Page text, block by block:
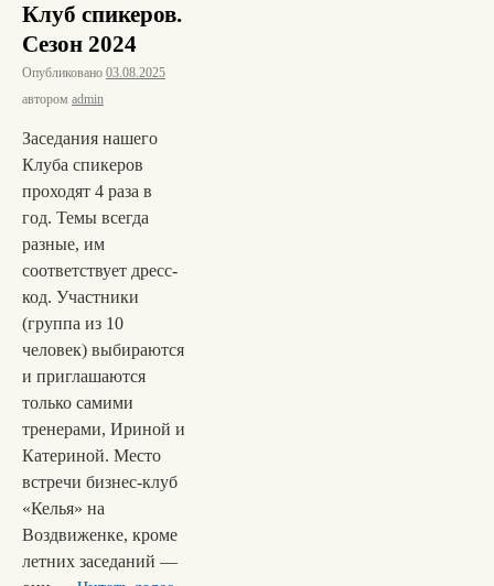
Клуб спикеров.
Сезон 2024
Опубликовано 03.08.2025
автором admin
Заседания нашего
Клуба спикеров
проходят 4 раза в
год. Темы всегда
разные, им
соответствует дресс-
код. Участники
(группа из 10
человек) выбираются
и приглашаются
только самими
тренерами, Ириной и
Катериной. Место
встречи бизнес-клуб
«Келья» на
Воздвиженке, кроме
летних заседаний —